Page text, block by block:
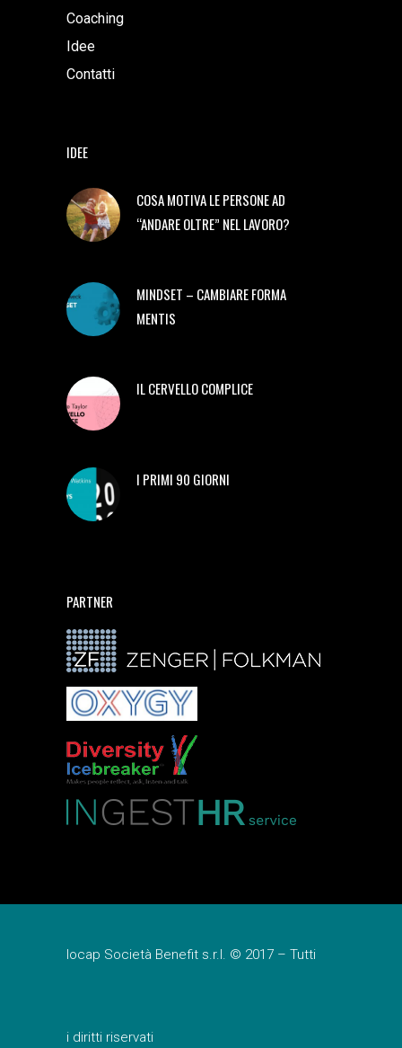
Coaching
Idee
Contatti
IDEE
COSA MOTIVA LE PERSONE AD
“ANDARE OLTRE” NEL LAVORO?
MINDSET – CAMBIARE FORMA
MENTIS
IL CERVELLO COMPLICE
I PRIMI 90 GIORNI
PARTNER
Iocap Società Benefit s.r.l. © 2017 – Tutti
i diritti riservati